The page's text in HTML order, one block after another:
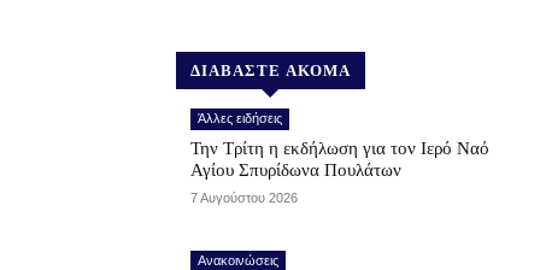
ΔΙΑΒΑΣΤΕ ΑΚΟΜΑ
Άλλες ειδήσεις
Την Τρίτη η εκδήλωση για τον Ιερό Ναό
Αγίου Σπυρίδωνα Πουλάτων
7 Αυγούστου 2026
Ανακοινώσεις